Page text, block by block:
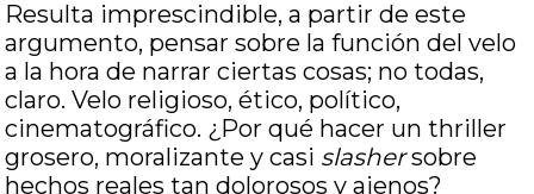
Resulta imprescindible, a partir de este
argumento, pensar sobre la función del velo
a la hora de narrar ciertas cosas; no todas,
claro. Velo religioso, ético, político,
cinematográfico. ¿Por qué hacer un thriller
grosero, moralizante y casi slashersobre
hechos reales tan dolorosos y ajenos?